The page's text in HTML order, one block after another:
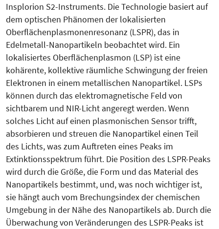
Insplorion S2-Instruments. Die Technologie basiert auf
dem optischen Phänomen der lokalisierten
Oberflächenplasmonenresonanz (LSPR), das in
Edelmetall-Nanopartikeln beobachtet wird. Ein
lokalisiertes Oberflächenplasmon (LSP) ist eine
kohärente, kollektive räumliche Schwingung der freien
Elektronen in einem metallischen Nanopartikel. LSPs
können durch das elektromagnetische Feld von
sichtbarem und NIR-Licht angeregt werden. Wenn
solches Licht auf einen plasmonischen Sensor trifft,
absorbieren und streuen die Nanopartikel einen Teil
des Lichts, was zum Auftreten eines Peaks im
Extinktionsspektrum führt. Die Position des LSPR-Peaks
wird durch die Größe, die Form und das Material des
Nanopartikels bestimmt, und, was noch wichtiger ist,
sie hängt auch vom Brechungsindex der chemischen
Umgebung in der Nähe des Nanopartikels ab. Durch die
Überwachung von Veränderungen des LSPR-Peaks ist